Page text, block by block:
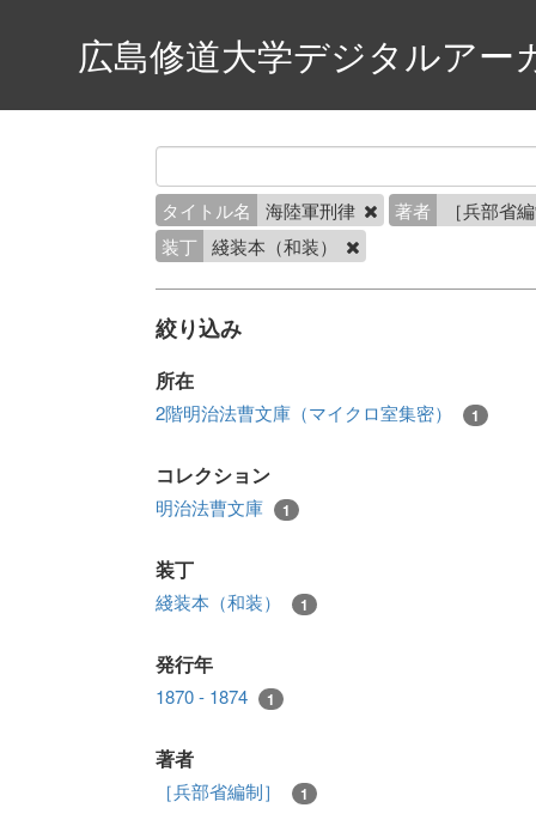
広島修道大学デジタルアー
タイトル名 海陸軍刑律 著者
［兵部省
装丁 綫装本（和装）
絞り込み
所在
2階明治法曹文庫（マイクロ室集密） 1
コレクション
明治法曹文庫 1
装丁
綫装本（和装） 1
発行年
1870 - 1874 1
著者
［兵部省編制］ 1